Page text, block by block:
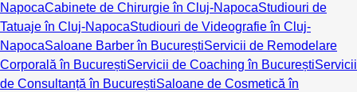
NapocaCabinete de Chirurgie în Cluj-NapocaStudiouri de
Tatuaje în Cluj-NapocaStudiouri de Videografie în Cluj-
NapocaSaloane Barber în BucureștiServicii de Remodelare
Corporală în BucureștiServicii de Coaching în BucureștiServicii
de Consultanță în BucureștiSaloane de Cosmetică în